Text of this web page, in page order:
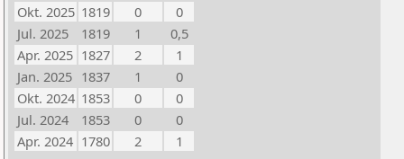
Okt. 2025 1819 0
0
Jul. 2025
1819 1
0,5
Apr. 2025 1827 2
1
Jan. 2025 1837 1
0
Okt. 2024 1853 0
0
Jul. 2024
1853 0
0
Apr. 2024 1780 2
1